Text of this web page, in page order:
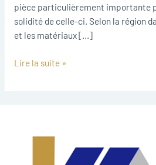
pièce particulièrement importante
solidité de celle-ci. Selon la région
et les matériaux […]
Lire la suite »